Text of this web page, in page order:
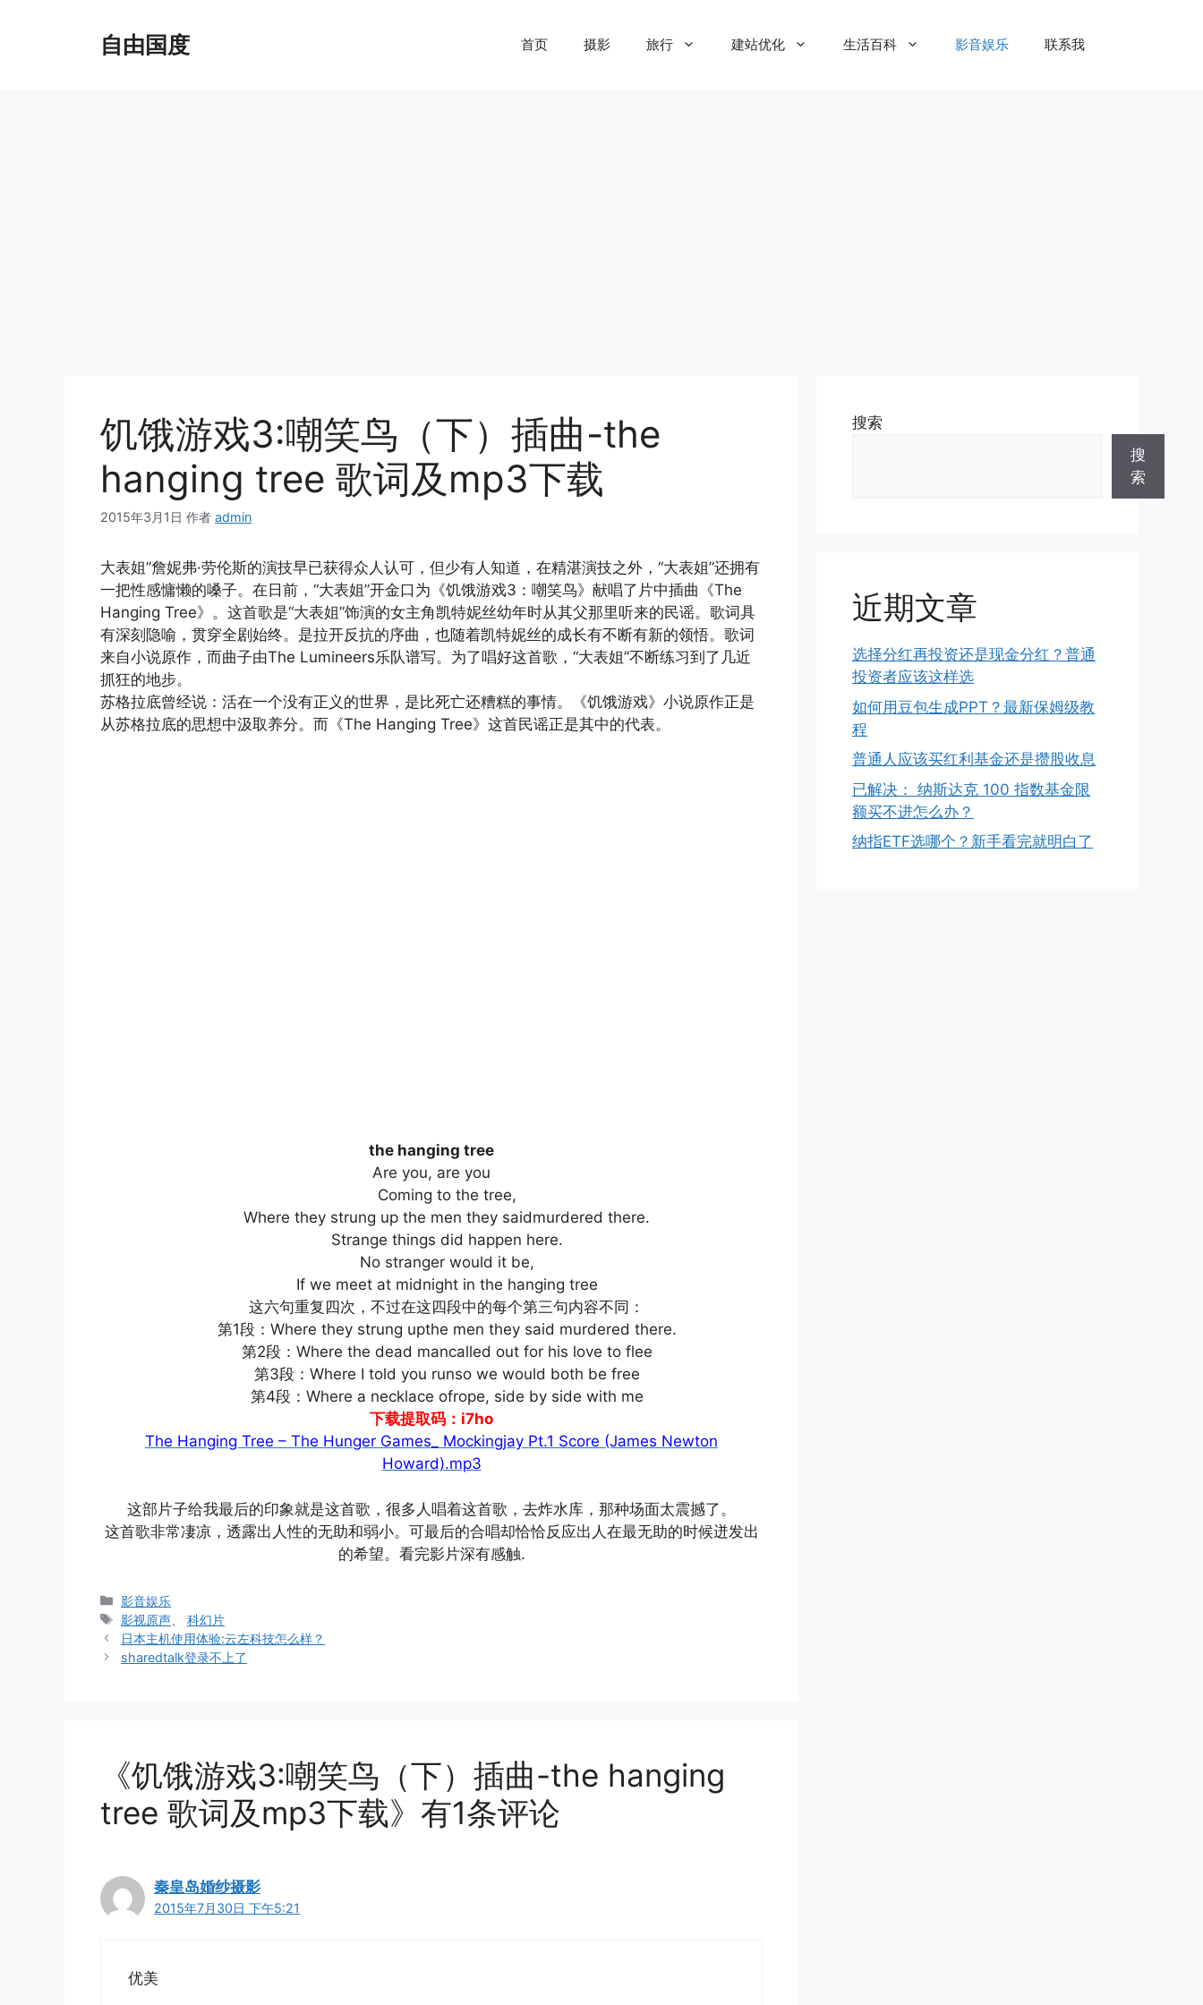
自由国度 首页 摄影 旅行 建站优化 生活百科 影音娱乐 联系我
饥饿游戏3:嘲笑鸟（下）插曲-the
hanging tree 歌词及mp3下载
2015年3月1日 作者 admin
大表姐”詹妮弗·劳伦斯的演技早已获得众人认可，但少有人知道，在精湛演技之外，“大表姐”还拥有
一把性感慵懒的嗓子。在日前，“大表姐”开金口为《饥饿游戏3：嘲笑鸟》献唱了片中插曲《The
Hanging Tree》。这首歌是“大表姐”饰演的女主角凯特妮丝幼年时从其父那里听来的民谣。歌词具
有深刻隐喻，贯穿全剧始终。是拉开反抗的序曲，也随着凯特妮丝的成长有不断有新的领悟。歌词
来自小说原作，而曲子由The Lumineers乐队谱写。为了唱好这首歌，“大表姐”不断练习到了几近
抓狂的地步。
苏格拉底曾经说：活在一个没有正义的世界，是比死亡还糟糕的事情。《饥饿游戏》小说原作正是
从苏格拉底的思想中汲取养分。而《The Hanging Tree》这首民谣正是其中的代表。
the hanging tree
Are you, are you
Coming to the tree,
Where they strung up the men they saidmurdered there.
Strange things did happen here.
No stranger would it be,
If we meet at midnight in the hanging tree
这六句重复四次，不过在这四段中的每个第三句内容不同：
第1段：Where they strung upthe men they said murdered there.
第2段：Where the dead mancalled out for his love to flee
第3段：Where I told you runso we would both be free
第4段：Where a necklace ofrope, side by side with me
下载提取码：i7ho
The Hanging Tree – The Hunger Games_ Mockingjay Pt.1 Score (James Newton
Howard).mp3
这部片子给我最后的印象就是这首歌，很多人唱着这首歌，去炸水库，那种场面太震撼了。
这首歌非常凄凉，透露出人性的无助和弱小。可最后的合唱却恰恰反应出人在最无助的时候迸发出
的希望。看完影片深有感触.
分
类
影音娱乐
标
签
影视原声 、科幻片
日本主机使用体验:云左科技怎么样？
sharedtalk登录不上了
《饥饿游戏3:嘲笑鸟（下）插曲-the hanging
tree 歌词及mp3下载》有1条评论
秦皇岛婚纱摄影
2015年7月30日 下午5:21
优美
搜索
搜
索
近期文章
选择分红再投资还是现金分红？普通
投资者应该这样选
如何用豆包生成PPT？最新保姆级教
程
普通人应该买红利基金还是攒股收息
已解决： 纳斯达克 100 指数基金限
额买不进怎么办？
纳指ETF选哪个？新手看完就明白了